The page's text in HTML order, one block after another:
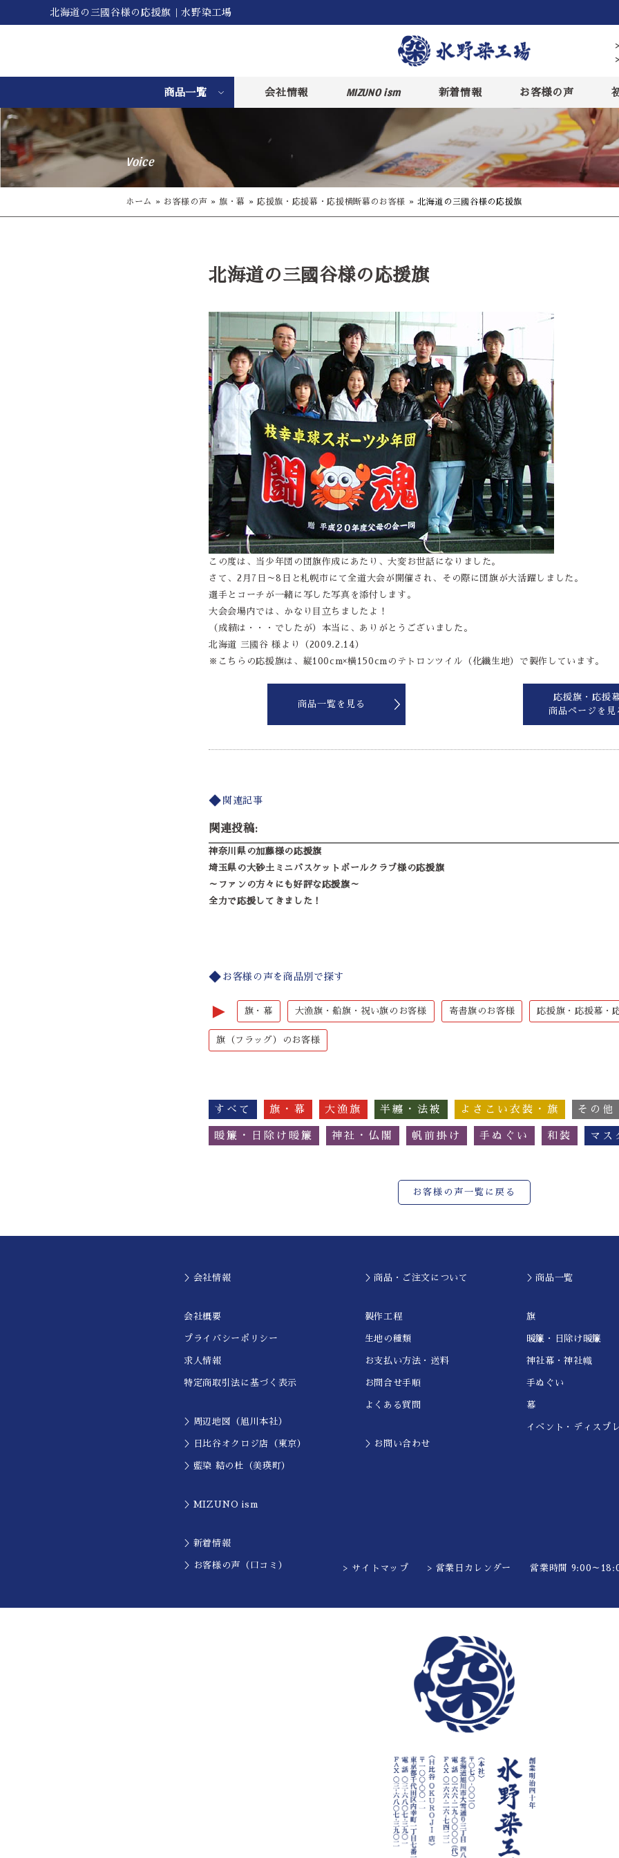
北海道の三國谷様の応援旗｜水野染工場
商品一覧 会社情報 MIZUNO ism 新着情報 お客様の声
Voice
ホーム » お客様の声 » 旗・幕 »応援旗・応援幕・応援横断幕のお客様 »北海道の三國谷様の応援旗
北海道の三國谷様の応援旗
この度は、当少年団の団旗作成にあたり、大変お世話になりました。
さて、2月7日～8日と札幌市にて全道大会が開催され、その際に団旗が大活躍しました。
選手とコーチが一緒に写した写真を添付します。
大会会場内では、かなり目立ちましたよ！
（成績は・・・でしたが）本当に、ありがとうございました。
北海道 三國谷 様より（2009.2.14）
※こちらの応援旗は、縦100cm×横150cmのテトロンツイル（化繊生地）で製作しています。
商品一覧を見る
応援旗・応援
商品ページを見
関連記事
関連投稿:
神奈川県の加藤様の応援旗
埼玉県の大砂土ミニバスケットボールクラブ様の応援旗
～ファンの方々にも好評な応援旗～
全力で応援してきました！
お客様の声を商品別で探す
► 旗・幕 大漁旗・船旗・祝い旗のお客様 寄書旗のお客様 応援旗・応援幕・
旗（フラッグ）のお客様
すべて 旗・幕 大漁旗 半纏・法被 よさこい衣装・旗 その他
暖簾・日除け暖簾 神社・仏閣 帆前掛け 手ぬぐい 和装 マス
お客様の声一覧に戻る
＞会社情報
会社概要
プライバシーポリシー
求人情報
特定商取引法に基づく表示
＞周辺地図（旭川本社）
＞日比谷オクロジ店（東京）
＞藍染 結の杜（美瑛町）
＞MIZUNO ism
＞新着情報
＞お客様の声（口コミ）
＞商品・ご注文について
製作工程
生地の種類
お支払い方法・送料
お問合せ手順
よくある質問
＞お問い合わせ
＞商品一覧
旗
暖簾・日除け暖簾
神社幕・神社幟
手ぬぐい
幕
イベント・ディスプ
> サイトマップ > 営業日カレンダー 営業時間 9:00～